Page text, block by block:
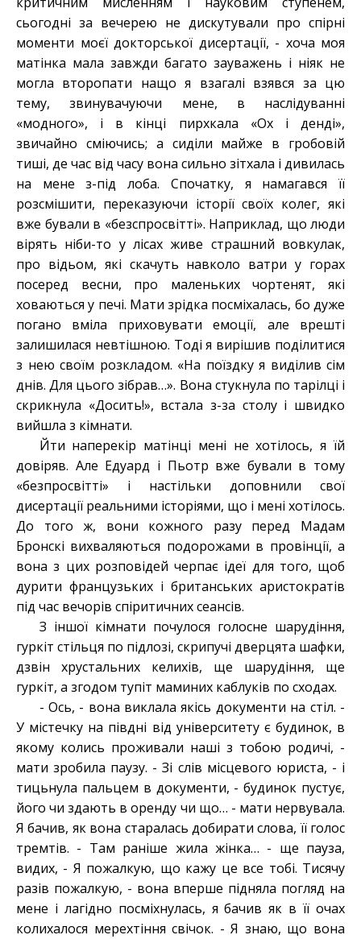
сьогодні за вечерею не дискутували про спірні
моменти моєї докторської дисертації, - хоча моя
матінка мала завжди багато зауважень і ніяк не
могла второпати нащо я взагалі взявся за цю
тему, звинувачуючи мене, в наслідуванні
«модного», і в кінці пирхкала «Ох і денді»,
звичайно сміючись; а сиділи майже в гробовій
тиші, де час від часу вона сильно зітхала і дивилась
на мене з-під лоба. Спочатку, я намагався її
розсмішити, переказуючи історії своїх колег, які
вже бували в «безспросвітті». Наприклад, що люди
вірять ніби-то у лісах живе страшний вовкулак,
про відьом, які скачуть навколо ватри у горах
посеред весни, про маленьких чортенят, які
ховаються у печі. Мати зрідка посміхалась, бо дуже
погано вміла приховувати емоції, але врешті
залишилася невтішною. Тоді я вирішив поділитися
з нею своїм розкладом. «На поїздку я виділив сім
днів. Для цього зібрав…». Вона стукнула по тарілці і
скрикнула «Досить!», встала з-за столу і швидко
вийшла з кімнати.
Йти наперекір матінці мені не хотілось, я їй
довіряв. Але Едуард і Пьотр вже бували в тому
«безпросвітті» і настільки доповнили свої
дисертації реальними історіями, що і мені хотілось.
До того ж, вони кожного разу перед Мадам
Бронскі вихваляються подорожами в провінції, а
вона з цих розповідей черпає ідеї для того, щоб
дурити французьких і британських аристократів
під час вечорів спіритичних сеансів.
З іншої кімнати почулося голосне шарудіння,
гуркіт стільця по підлозі, скрипучі дверцята шафки,
дзвін хрустальних келихів, ще шарудіння, ще
гуркіт, а згодом тупіт маминих каблуків по сходах.
- Ось, - вона виклала якісь документи на стіл. -
У містечку на півдні від університету є будинок, в
якому колись проживали наші з тобою родичі, -
мати зробила паузу. - Зі слів місцевого юриста, - і
тицьнула пальцем в документи, - будинок пустує,
його чи здають в оренду чи що… - мати нервувала.
Я бачив, як вона старалась добирати слова, її голос
тремтів. - Там раніше жила жінка… - ще пауза,
видих, - Я пожалкую, що кажу це все тобі. Тисячу
разів пожалкую, - вона вперше підняла погляд на
мене і лагідно посміхнулась, я бачив як в її очах
колихалося мерехтіння свічок. - Я знаю, що вона